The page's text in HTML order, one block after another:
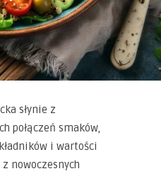
słynie z
połączeń smaków,
i wartości
z nowoczesnych